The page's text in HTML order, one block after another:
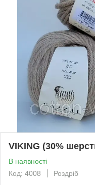
VIKING (30%
В наявності
Код: 4008
Роздріб